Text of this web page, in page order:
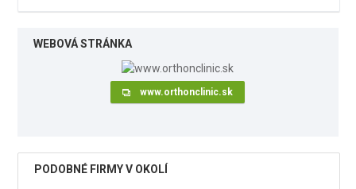
WEBOVÁ STRÁNKA
www.orthonclinic.sk
PODOBNÉ FIRMY V OKOLÍ